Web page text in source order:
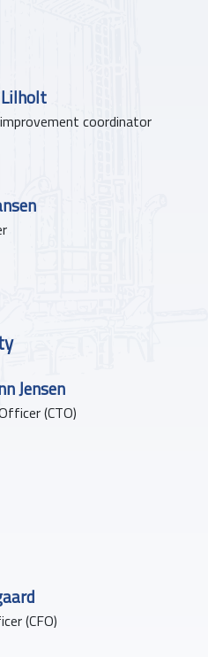
coordinator
Jensen
(CTO)
(CFO)